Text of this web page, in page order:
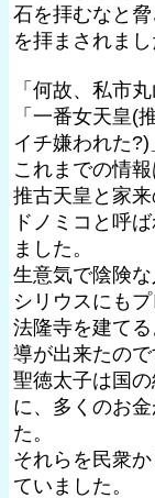
石を拝むなと
を拝まされまし
「何故、私市
「一番女天皇(
イチ嫌われた?)
これまでの情報
推古天皇と家
ドノミコと呼
ました。
生意気で陰険な
シリウスにも
法隆寺を建て
導が出来たので
聖徳太子は国
に、多くのお
た。
それらを民衆
ていました。